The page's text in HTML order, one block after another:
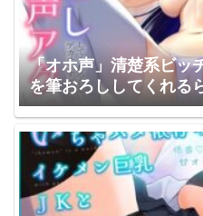
「オホ声」清楚系ビッ
を筆おろししてくれる
デカすぎてオホ声アク
みもりあいの